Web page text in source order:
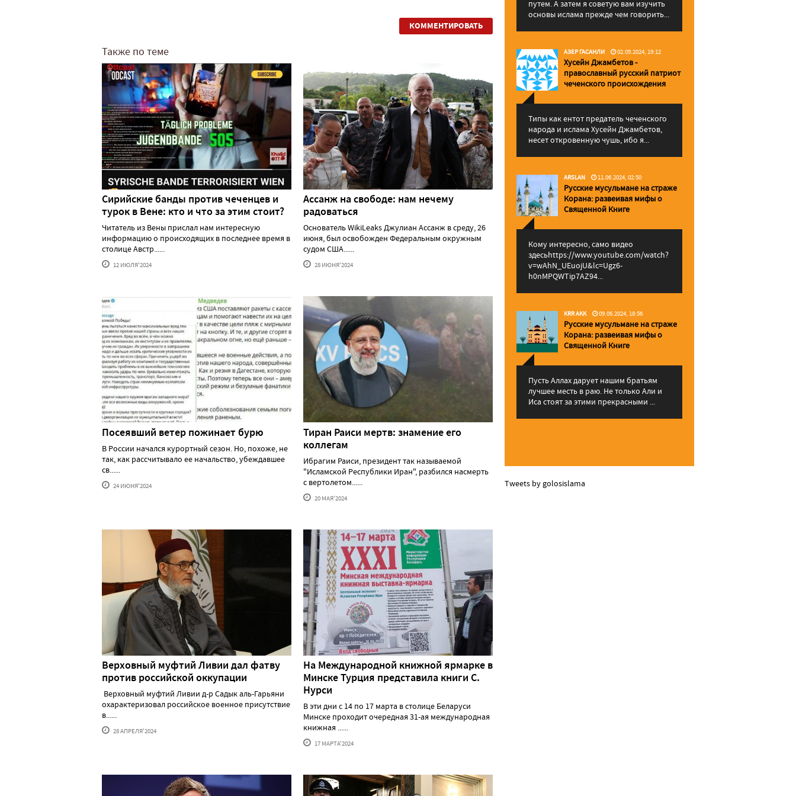
КОММЕНТИРОВАТЬ
Также по теме
Сирийские банды против чеченцев и
турок в Вене: кто и что за этим стоит?
Читатель из Вены прислал нам интересную
информацию о происходящих в последнее время в
столице Австр......
12 ИЮЛЯ'2024
Ассанж на свободе: нам нечему
радоваться
Основатель WikiLeaks Джулиан Ассанж в среду, 26
июня, был освобожден Федеральным окружным
судом США......
28 ИЮНЯ'2024
Посеявший ветер пожинает бурю
В России начался курортный сезон. Но, похоже, не
так, как рассчитывало ее начальство, убеждавшее
св......
24 ИЮНЯ'2024
Тиран Раиси мертв: знамение его
коллегам
Ибрагим Раиси, президент так называемой
"Исламской Республики Иран", разбился насмерть
с вертолетом......
20 МАЯ'2024
Верховный муфтий Ливии дал фатву
против российской оккупации
Верховный муфтий Ливии д-р Садык аль-Гарьяни
охарактеризовал российское военное присутствие
в......
28 АПРЕЛЯ'2024
На Международной книжной ярмарке в
Минске Турция представила книги С.
Нурси
В эти дни с 14 по 17 марта в столице Беларуси
Минске проходит очередная 31-ая международная
книжная ......
17 МАРТА'2024
путем. А затем я советую вам изучить
основы ислама прежде чем говорить...
АЗЕР ГАСАНЛИ 02.09.2024, 19:12
Хусейн Джамбетов -
православный русский патриот
чеченского происхождения
Типы как ентот предатель чеченского
народа и ислама Хусейн Джамбетов,
несет откровенную чушь, ибо я...
ARSLAN 11.06.2024, 02:50
Русские мусульмане на страже
Корана: pазвеивая мифы о
Священной Книге
Кому интересно, само видео
здесьhttps://www.youtube.com/watch?
v=wAhN_UEuojU&lc=Ugz6-
h0nMPQWTip7AZ94...
KRR AKK 09.06.2024, 18:56
Русские мусульмане на страже
Корана: pазвеивая мифы о
Священной Книге
Пусть Аллах дарует нашим братьям
лучшее месть в раю. Не только Али и
Иса стоят за этими прекрасными ...
Tweets by golosislama